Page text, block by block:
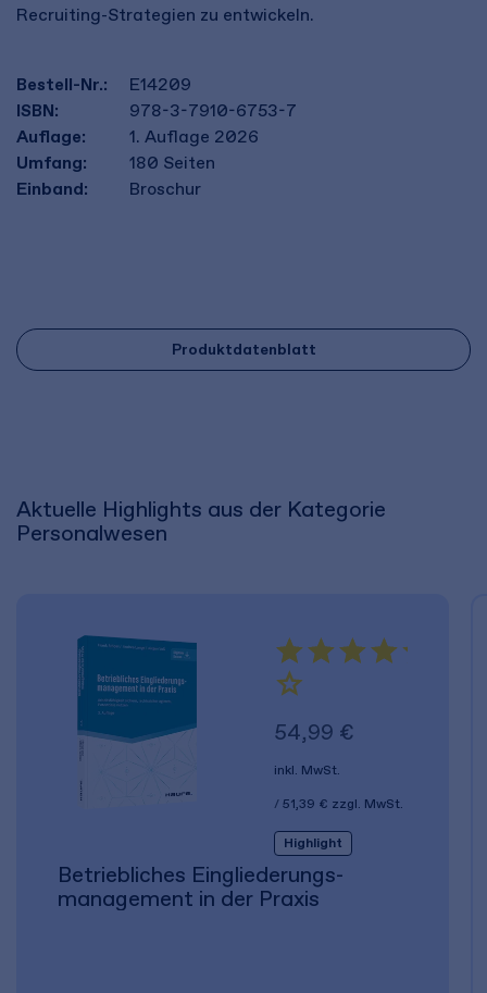
Recruiting-Strategien zu entwickeln.
Bestell-Nr.:
E14209
ISBN:
978-3-7910-6753-7
Auflage:
1. Auflage 2026
Umfang:
180 Seiten
Einband:
Broschur
Produktdatenblatt
Aktuelle Highlights aus der Kategorie
Personalwesen
54,99 €
inkl. MwSt.
51,39 € zzgl. MwSt.
Highlight
Betriebliches Eingliederungs­
management in der Praxis